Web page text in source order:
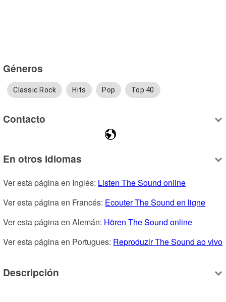
Géneros
Classic Rock Hits Pop Top 40
Contacto
En otros idiomas
Ver esta página en Inglés: Listen The Sound online
Ver esta página en Francés: Ecouter The Sound en ligne
Ver esta página en Alemán: Hören The Sound online
Ver esta página en Portugues: Reproduzir The Sound ao vivo
Descripción